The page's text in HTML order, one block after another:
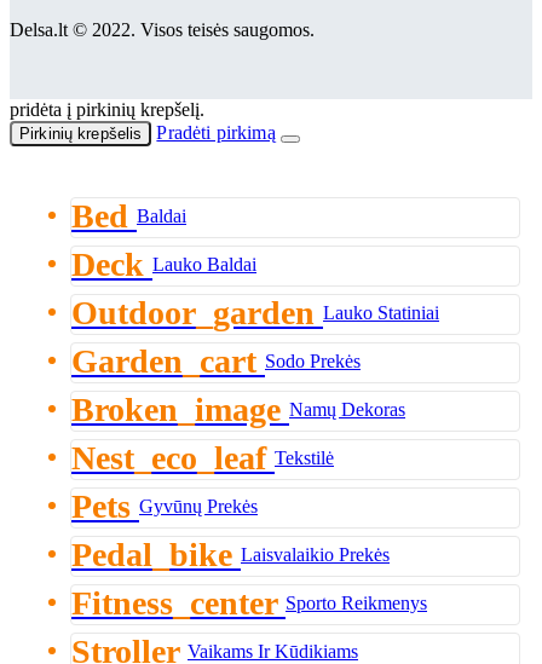
Delsa.lt © 2022. Visos teisės saugomos.
pridėta į pirkinių krepšelį.
Pirkinių krepšelis Pradėti pirkimą
Bed Baldai
Deck Lauko Baldai
Outdoor_garden Lauko Statiniai
Garden_cart Sodo Prekės
Broken_image Namų Dekoras
Nest_eco_leaf Tekstilė
Pets Gyvūnų Prekės
Pedal_bike Laisvalaikio Prekės
Fitness_center Sporto Reikmenys
Stroller Vaikams Ir Kūdikiams